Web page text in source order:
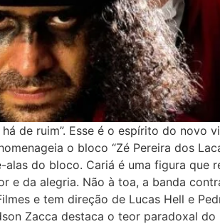
de ruim”. Esse é o espírito do novo
o bloco “Zé Pereira dos
do bloco. Cariá é uma figura que
e da alegria. Não à toa, a banda
e tem direção de Lucas Hell e
Zacca destaca o teor paradoxal